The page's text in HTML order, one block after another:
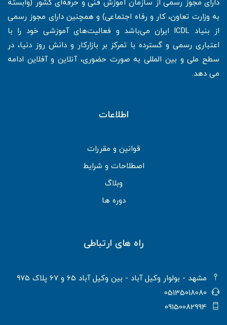
دارای مجوز رسمی از سازمان آموزش فنی و حرفه‌ای کشور (وابسته
به وزارت تعاون، کار و رفاه اجتماعی) و همچنین دارای مجوز رسمی
از بنیاد ICDL ایران می‌باشد و فعالیت‌های آموزشی خود را با
اعتباری رسمی و گسترده با تمرکز بر بازارکار و دانش روز دنیا، در
سطح ملی و بین المللی به صورت حضوری، آنلاین و آفلاین ادامه
می دهد.
اطلاعات
قوانین و مقررات
اصطلاحات و شرایط
وبلاگ
دوره ها
راه های ارتباطی
مشهد - بولوار وکیل آباد - بین وکیل آباد 65 و 67 پلاک 975
05135018080
09150082994